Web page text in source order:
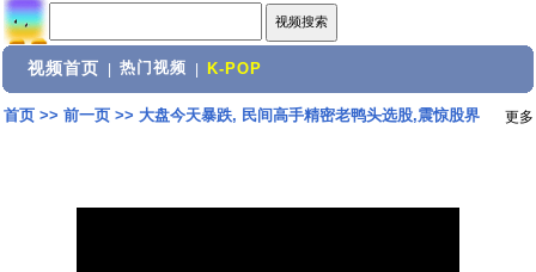
视频首页 热门视频 K-POP
首页>> 前一页>> 大盘今天暴跌, 民间高手精密老鸭头选股,震惊股界 更多